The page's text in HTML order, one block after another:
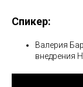
Спикер:
Валерия
внедрения